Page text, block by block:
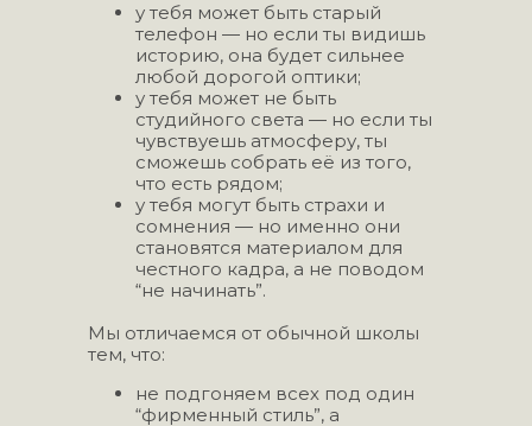
у тебя может быть старый
телефон — но если ты видишь
историю, она будет сильнее
любой дорогой оптики;
у тебя может не быть
студийного света — но если ты
чувствуешь атмосферу, ты
сможешь собрать её из того,
что есть рядом;
у тебя могут быть страхи и
сомнения — но именно они
становятся материалом для
честного кадра, а не поводом
“не начинать”.
Мы отличаемся от обычной школы
тем, что:
не подгоняем всех под один
“фирменный стиль”, а